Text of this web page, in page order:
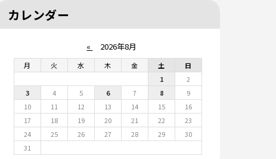
カレンダー
« 2026年8月
月 火 水 木 金 土
日
1
2
3
4 5 6 7 8
9
10
11 12 13 14 15
16
17
18 19 20 21 22
23
24
25 26 27 28 29
30
31